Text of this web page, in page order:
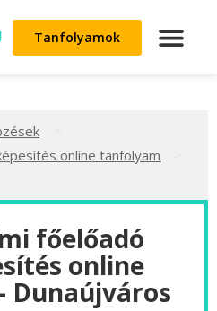
Tanfolyamok
online tanfolyam
főelőadó
online
Dunaújváros